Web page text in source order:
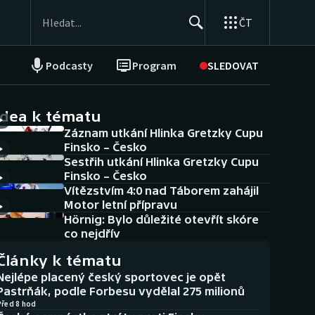
ČT
Podcasty Program SLEDOVAT
NEPŘEHLÉDNĚTE
Historické návraty
Aplikace ČT sport
AZ kvíz
k tématu
Záznam utkání Hlinka Gretzky Cupu
Finsko – Česko
Sestřih utkání Hlinka Gretzky Cupu
Finsko – Česko
Vítězstvím 4:0 nad Táborem zahájil
Motor letní přípravu
Hörnig: Bylo důležité otevřít skóre
co nejdřív
k tématu
placený český sportovec je opět
podle Forbesu vydělal 275 milionů
8 hod